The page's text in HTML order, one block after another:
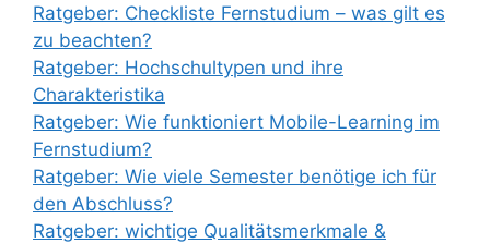
Ratgeber: Checkliste Fernstudium – was gilt es
zu beachten?
Ratgeber: Hochschultypen und ihre
Charakteristika
Ratgeber: Wie funktioniert Mobile-Learning im
Fernstudium?
Ratgeber: Wie viele Semester benötige ich für
den Abschluss?
Ratgeber: wichtige Qualitätsmerkmale &